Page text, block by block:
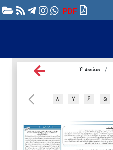
PDF
صفحه ۴
۵ ۶ ۷ ۸